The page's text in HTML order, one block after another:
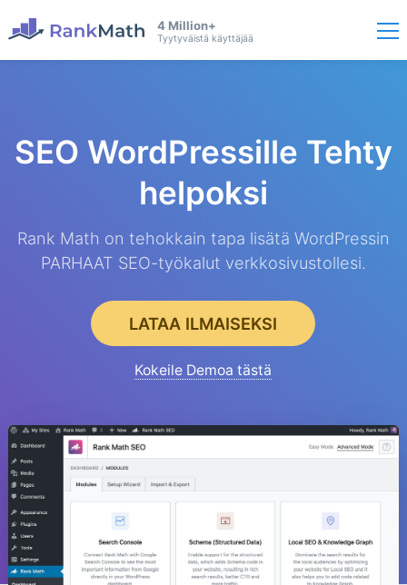
4 Million+
Tyytyväistä käyttäjää
SEO WordPressille Tehty
helpoksi
Rank Math on tehokkain tapa lisätä WordPressin
PARHAAT SEO-työkalut verkkosivustollesi.
LATAA ILMAISEKSI
Kokeile Demoa tästä